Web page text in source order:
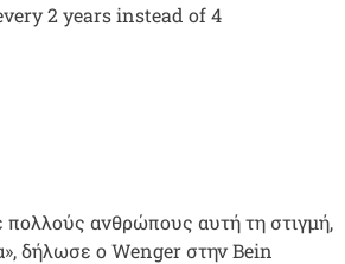
2 years instead of 4
πολλούς ανθρώπους αυτή τη στιγμή,
δήλωσε ο Wenger στην Bein